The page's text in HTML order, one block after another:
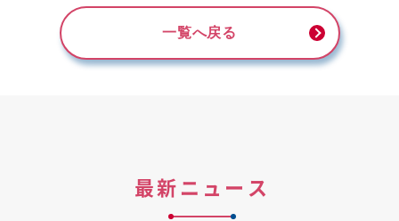
一覧へ戻る
最新ニュース